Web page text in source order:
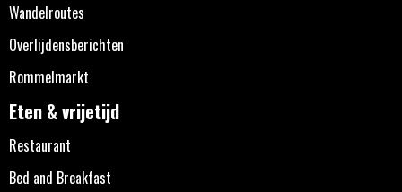
Wandelroutes
Overlijdensberichten
Rommelmarkt
Eten & vrijetijd
Restaurant
Bed and Breakfast